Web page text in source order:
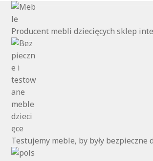
Producent mebli dziecięcych sklep
Testujemy meble, by były bezpieczne